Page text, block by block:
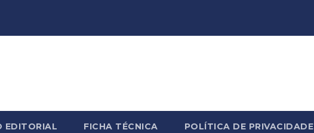
EDITORIAL FICHA TÉCNICA POLÍTICA DE PRIVACIDADE